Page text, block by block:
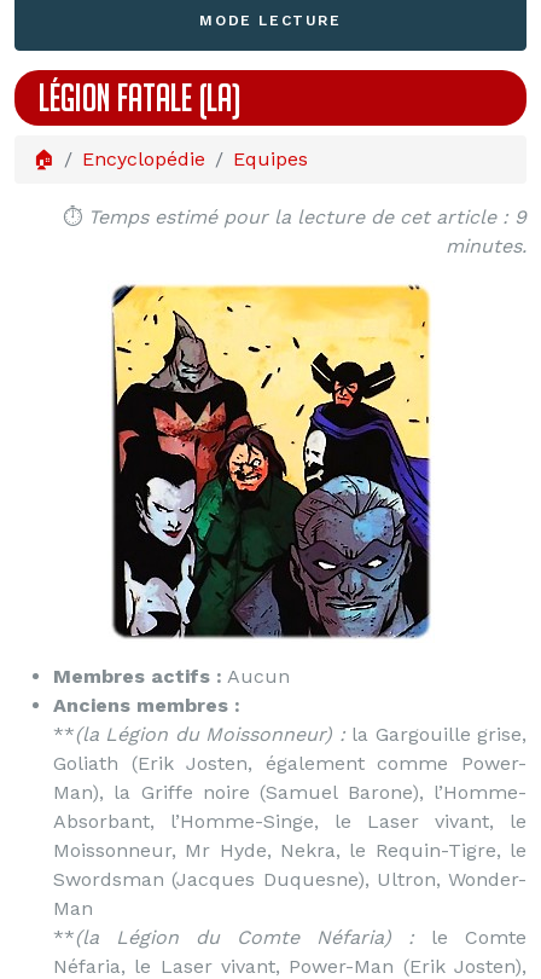
MODE LECTURE
LÉGION FATALE (LA)
🏠 Encyclopédie Equipes
⏱️ Temps estimé pour la lecture de cet article : 9
minutes.
Membres actifs : Aucun
Anciens membres :
**(la Légion du Moissonneur) :la Gargouille grise,
Goliath (Erik Josten, également comme Power-
Man), la Griffe noire (Samuel Barone), l’Homme-
Absorbant, l’Homme-Singe, le Laser vivant, le
Moissonneur, Mr Hyde, Nekra, le Requin-Tigre, le
Swordsman (Jacques Duquesne), Ultron, Wonder-
Man
**(la Légion du Comte Néfaria) : le Comte
Néfaria, le Laser vivant, Power-Man (Erik Josten),